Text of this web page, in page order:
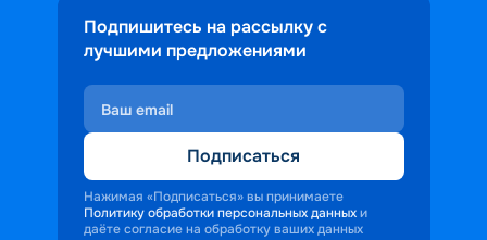
Подпишитесь на рассылку с
лучшими предложениями
Подписаться
Нажимая «Подписаться» вы принимаете
Политику обработки персональных данных и
даёте согласие на обработку ваших данных